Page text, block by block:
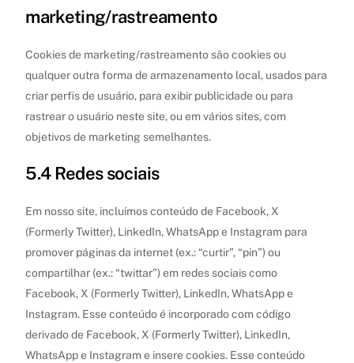
marketing/rastreamento
Cookies de marketing/rastreamento são cookies ou
qualquer outra forma de armazenamento local, usados para
criar perfis de usuário, para exibir publicidade ou para
rastrear o usuário neste site, ou em vários sites, com
objetivos de marketing semelhantes.
5.4 Redes sociais
Em nosso site, incluímos conteúdo de Facebook, X
(Formerly Twitter), LinkedIn, WhatsApp e Instagram para
promover páginas da internet (ex.: “curtir”, “pin”) ou
compartilhar (ex.: “twittar”) em redes sociais como
Facebook, X (Formerly Twitter), LinkedIn, WhatsApp e
Instagram. Esse conteúdo é incorporado com código
derivado de Facebook, X (Formerly Twitter), LinkedIn,
WhatsApp e Instagram e insere cookies. Esse conteúdo